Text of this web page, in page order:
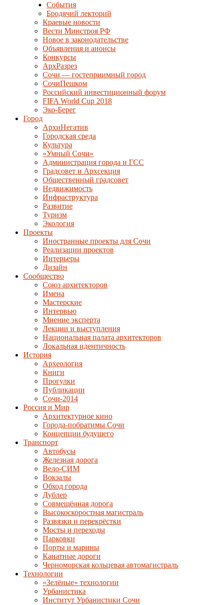
События
Бродячий лекторий
Краевые новости
Вести Минстроя РФ
Новое в законодательстве
Объявления и анонсы
Конкурсы
АрхРазрез
Сочи — гостеприимный город
СочиПешком
Российский инвестиционный форум
FIFA World Cup 2018
Эко-Берег
Город
АрхиНегатив
Городская среда
Культура
«Умный Сочи»
Администрация города и ГСС
Градсовет и Архсекция
Общественный градсовет
Недвижимость
Инфраструктура
Развитие
Туризм
Экология
Проекты
Иностранные проекты для Сочи
Реализации проектов
Интерьеры
Дизайн
Сообщество
Союз архитекторов
Имена
Мастерские
Интервью
Мнение эксперта
Лекции и выступления
Национальная палата архитекторов
Локальная идентичность
История
Археология
Книги
Прогулки
Публикации
Сочи-2014
Россия и Мир
Архитектурное кино
Города-побратимы Сочи
Концепции будущего
Транспорт
Автобусы
Железная дорога
Вело-СИМ
Вокзалы
Обход города
Дублер
Совмещённая дорога
Высокоскоростная магистраль
Развязки и перекрёстки
Мосты и переходы
Парковки
Порты и марины
Канатные дороги
Черноморская кольцевая автомагистраль
Технологии
«Зелёные» технологии
Урбанистика
Институт Урбанистики Сочи